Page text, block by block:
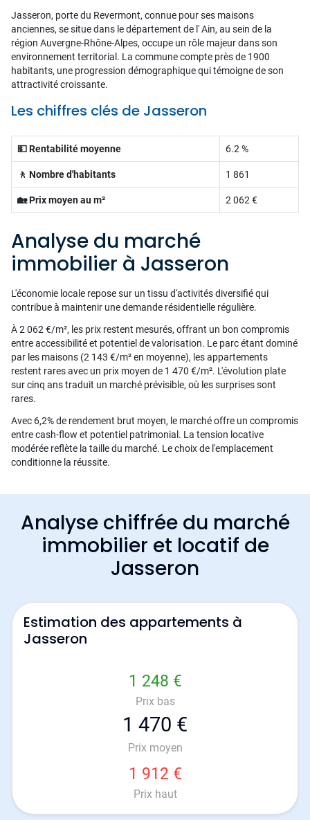
Jasseron, porte du Revermont, connue pour ses maisons
anciennes, se situe dans le département de l' Ain, au sein de la
région Auvergne-Rhône-Alpes, occupe un rôle majeur dans son
environnement territorial. La commune compte près de 1900
habitants, une progression démographique qui témoigne de son
attractivité croissante.
Les chiffres clés de Jasseron
💵 Rentabilité moyenne 6.2 %
🚶 Nombre d'habitants 1 861
🏡 Prix moyen au m² 2 062 €
Analyse du marché
immobilier à Jasseron
L'économie locale repose sur un tissu d'activités diversifié qui
contribue à maintenir une demande résidentielle régulière.
À 2 062 €/m², les prix restent mesurés, offrant un bon compromis
entre accessibilité et potentiel de valorisation. Le parc étant dominé
par les maisons (2 143 €/m² en moyenne), les appartements
restent rares avec un prix moyen de 1 470 €/m². L'évolution plate
sur cinq ans traduit un marché prévisible, où les surprises sont
rares.
Avec 6,2% de rendement brut moyen, le marché offre un compromis
entre cash-flow et potentiel patrimonial. La tension locative
modérée reflète la taille du marché. Le choix de l'emplacement
conditionne la réussite.
Analyse chiffrée du marché
immobilier et locatif de
Jasseron
Estimation des appartements à
Jasseron
1 248 €
Prix bas
1 470 €
Prix moyen
1 912 €
Prix haut